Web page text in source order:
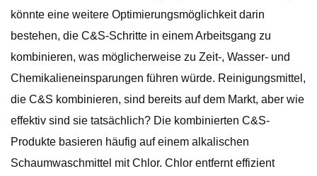
könnte eine weitere Optimierungsmöglichkeit darin
bestehen, die C&S-Schritte in einem Arbeitsgang zu
kombinieren, was möglicherweise zu Zeit-, Wasser- und
Chemikalieneinsparungen führen würde. Reinigungsmittel,
die C&S kombinieren, sind bereits auf dem Markt, aber wie
effektiv sind sie tatsächlich? Die kombinierten C&S-
Produkte basieren häufig auf einem alkalischen
Schaumwaschmittel mit Chlor. Chlor entfernt effizient